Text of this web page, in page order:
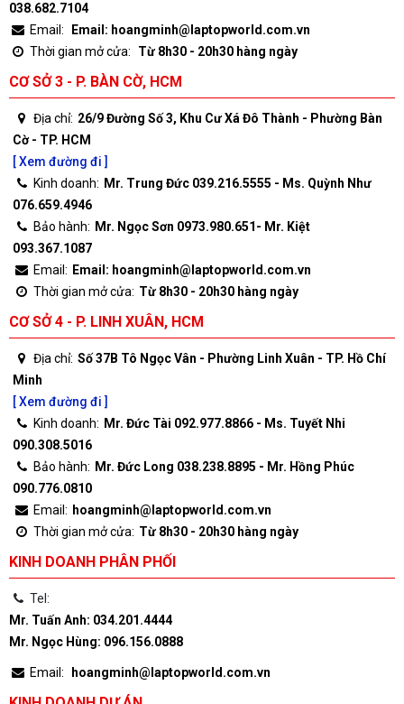
038.682.7104
Email:
Email: hoangminh@laptopworld.com.vn
Thời gian mở cửa:
Từ 8h30 - 20h30 hàng ngày
CƠ SỞ 3 - P. BÀN CỜ, HCM
Địa chỉ: 26/9 Đường Số 3, Khu Cư Xá Đô Thành - Phường Bàn
Cờ - TP. HCM
[ Xem đường đi ]
Kinh doanh: Mr. Trung Đức 039.216.5555 - Ms. Quỳnh Như
076.659.4946
Bảo hành: Mr. Ngọc Sơn 0973.980.651- Mr. Kiệt
093.367.1087
Email: Email: hoangminh@laptopworld.com.vn
Thời gian mở cửa: Từ 8h30 - 20h30 hàng ngày
CƠ SỞ 4 - P. LINH XUÂN, HCM
Địa chỉ: Số 37B Tô Ngọc Vân - Phường Linh Xuân - TP. Hồ Chí
Minh
[ Xem đường đi ]
Kinh doanh: Mr. Đức Tài 092.977.8866 - Ms. Tuyết Nhi
090.308.5016
Bảo hành: Mr. Đức Long 038.238.8895 - Mr. Hồng Phúc
090.776.0810
Email: hoangminh@laptopworld.com.vn
Thời gian mở cửa: Từ 8h30 - 20h30 hàng ngày
KINH DOANH PHÂN PHỐI
Tel:
Mr. Tuấn Anh: 034.201.4444
Mr. Ngọc Hùng: 096.156.0888
Email: hoangminh@laptopworld.com.vn